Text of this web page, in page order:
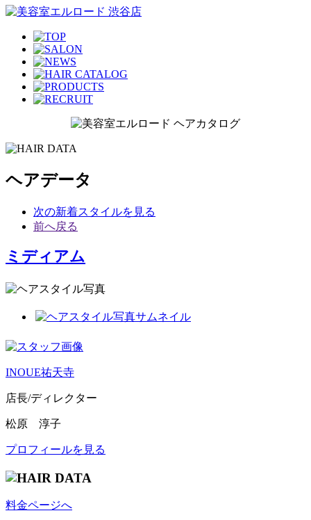
ヘアデータ
次の新着スタイルを見る
前へ戻る
ミディアム
INOUE祐天寺
店長/ディレクター
松原 淳子
プロフィールを見る
料金ページへ